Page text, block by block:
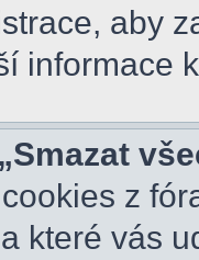
aby
informace
z
které vás